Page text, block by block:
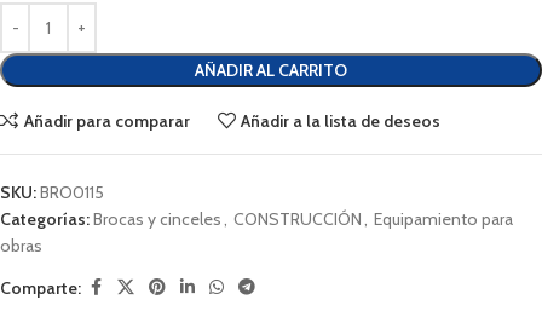
AÑADIR AL CARRITO
Añadir para comparar Añadir a la lista de deseos
SKU:BRO0115
Categorías:Brocas y cinceles, CONSTRUCCIÓN, Equipamiento para
obras
Comparte: